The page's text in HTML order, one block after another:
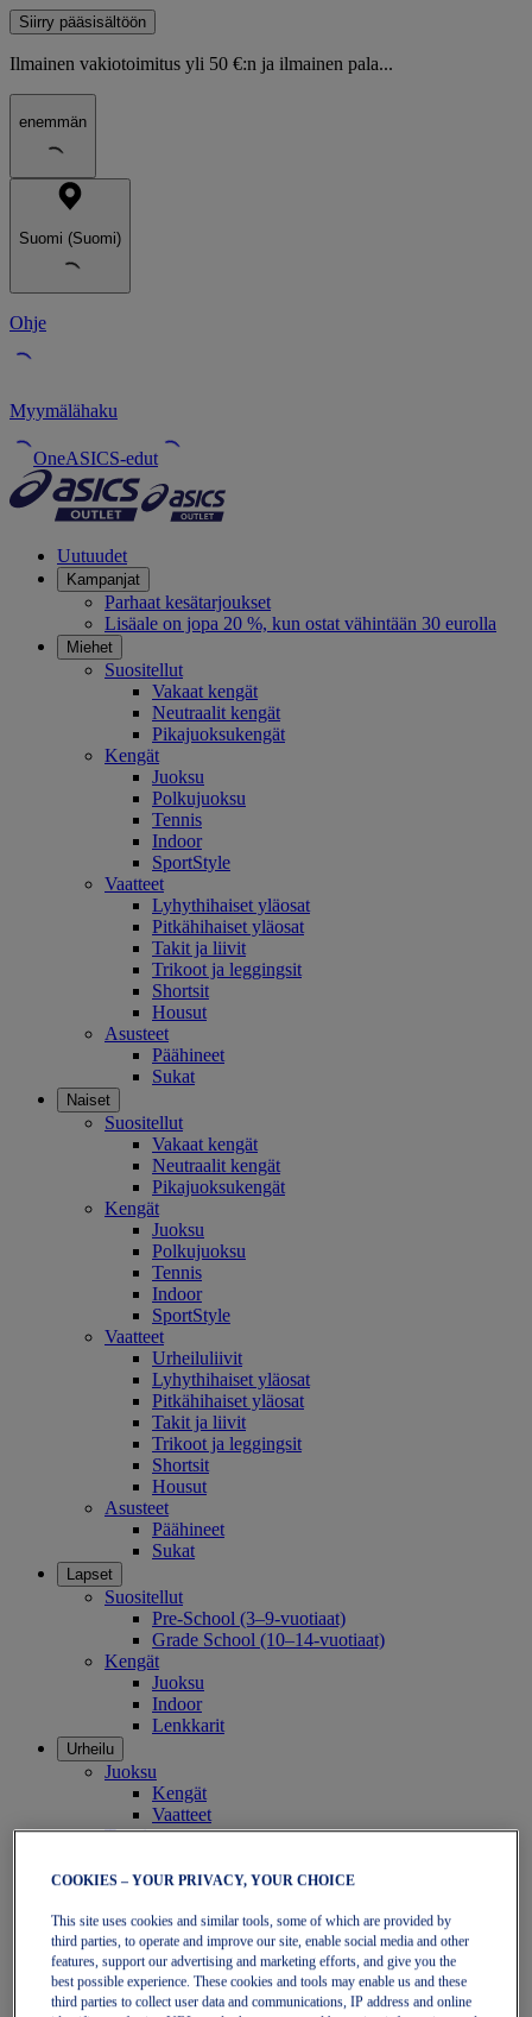
Siirry pääsisältöön
Ilmainen vakiotoimitus yli 50 €:n ja ilmainen pala...
enemmän
Suomi (Suomi)
Ohje
Myymälähaku
OneASICS-edut
Uutuudet
Kampanjat
Parhaat kesätarjoukset
Lisäale on jopa 20 %, kun ostat vähintään 30 eurolla
Miehet
Suositellut
Vakaat kengät
Neutraalit kengät
Pikajuoksukengät
Kengät
Juoksu
Polkujuoksu
Tennis
Indoor
SportStyle
Vaatteet
Lyhythihaiset yläosat
Pitkähihaiset yläosat
Takit ja liivit
Trikoot ja leggingsit
Shortsit
Housut
Asusteet
Päähineet
Sukat
Naiset
Suositellut
Vakaat kengät
Neutraalit kengät
Pikajuoksukengät
Kengät
Juoksu
Polkujuoksu
Tennis
Indoor
SportStyle
Vaatteet
Urheiluliivit
Lyhythihaiset yläosat
Pitkähihaiset yläosat
Takit ja liivit
Trikoot ja leggingsit
Shortsit
Housut
Asusteet
Päähineet
Sukat
Lapset
Suositellut
Pre-School (3–9-vuotiaat)
Grade School (10–14-vuotiaat)
Kengät
Juoksu
Indoor
Lenkkarit
Urheilu
Juoksu
Kengät
Vaatteet
Tennis
Vaatteet
Kengät
Vaatteet
Mallistot
Kestävyysjuoksu – neutraalit
GEL-NIMBUS
COOKIES – YOUR PRIVACY, YOUR CHOICE
This site uses cookies and similar tools, some of which are provided by
third parties, to operate and improve our site, enable social media and other
features, support our advertising and marketing efforts, and give you the
best possible experience. These cookies and tools may enable us and these
third parties to collect user data and communications, IP address and online